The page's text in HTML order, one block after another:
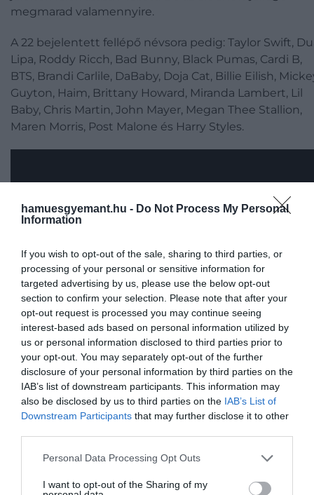
hamuesgyemant.hu - Do Not Process My Personal
Information
If you wish to opt-out of the sale, sharing to third parties, or
processing of your personal or sensitive information for
targeted advertising by us, please use the below opt-out
section to confirm your selection. Please note that after your
opt-out request is processed you may continue seeing
interest-based ads based on personal information utilized by
us or personal information disclosed to third parties prior to
your opt-out. You may separately opt-out of the further
disclosure of your personal information by third parties on the
IAB’s list of downstream participants. This information may
also be disclosed by us to third parties on the IAB’s List of
Downstream Participants that may further disclose it to other
Please note that this website/app uses one or more Google
not limited to your visit or usage behaviour. You may click to
Personal Data Processing Opt Outs
I want to opt-out of the Sharing of my
megmarad valamennyire.
A 22 bejelentett fellépő névsora pedig: Taylor Swift,
Lipa, Roddy Ricch, Bad Bunny, Black Pumas, Cardi B,
BTS, Brandi Carlile, DaBaby, Doja Cat, Billie Eilish,
Guyton, Haim, Brittany Howard, Miranda Lambert, Lil
Baby, Chris Martin, John Mayer, Megan Thee Stallion,
Maren Morris, Post Malone és Harry Styles.
Aki fura módon hiányzik, az Beyoncé, aki a legtöbb
jelölést gyűjtötte idén, méghozzá fontos
Őt Cardi B és Mayer pótolja, akik nincsenek idén
kategóriában. Lesznek előadók, akik léptek már fel